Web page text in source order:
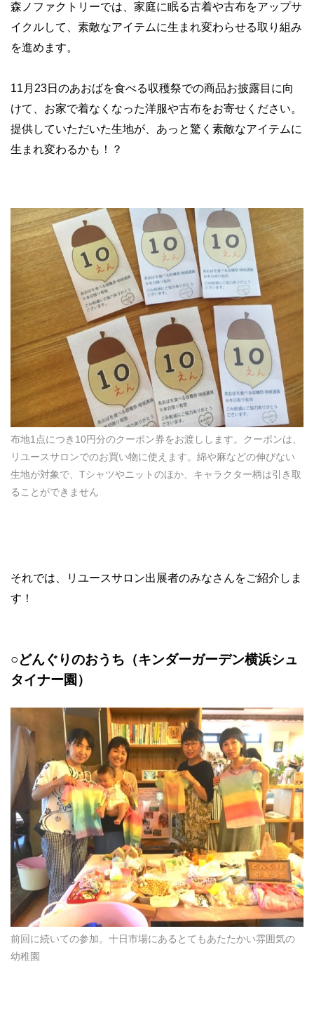
森ノファクトリーでは、家庭に眠る古着や古布をアップサ
イクルして、素敵なアイテムに生まれ変わらせる取り組み
を進めます。
11月23日のあおばを食べる収穫祭での商品お披露目に向
けて、お家で着なくなった洋服や古布をお寄せください。
提供していただいた生地が、あっと驚く素敵なアイテムに
生まれ変わるかも！？
布地1点につき10円分のクーポン券をお渡しします。クーポンは、
リユースサロンでのお買い物に使えます。綿や麻などの伸びない
生地が対象で、Tシャツやニットのほか、キャラクター柄は引き取
ることができません
それでは、リユースサロン出展者のみなさんをご紹介しま
す！
○どんぐりのおうち（キンダーガーデン横浜シュ
タイナー園）
前回に続いての参加。十日市場にあるとてもあたたかい雰囲気の
幼稚園